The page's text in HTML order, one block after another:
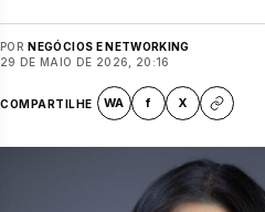
POR NEGÓCIOS E NETWORKING
29 DE MAIO DE 2026, 20:16
COMPARTILHE WA f X